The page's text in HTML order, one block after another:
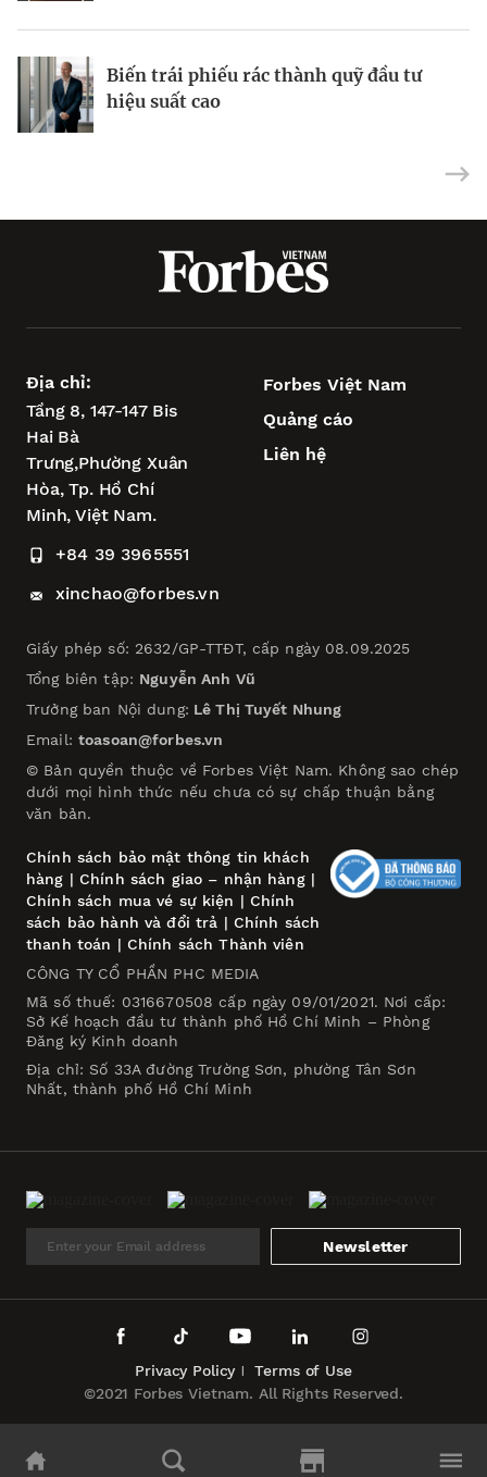
Biến trái phiếu rác thành quỹ đầu tư
hiệu suất cao
Từ nỗi lo về mụn đến doanh thu 10 triệu
USD
Tại sao cổ phiếu vốn hóa nhỏ đã sẵn
Địa chỉ:
Tầng 8, 147-147 Bis
Hai Bà
Trưng,Phường Xuân
Hòa,Tp. Hồ Chí
Minh, Việt Nam.
+84 39 3965551
xinchao@forbes.vn
Forbes Việt Nam
Quảng cáo
Liên hệ
Giấy phép số: 2632/GP-TTĐT, cấp ngày 08.09.2025
Tổng biên tập: Nguyễn Anh Vũ
Trưởng ban Nội dung: Lê Thị Tuyết Nhung
Email: toasoan@forbes.vn
© Bản quyền thuộc về Forbes Việt Nam. Không sao chép
dưới mọi hình thức nếu chưa có sự chấp thuận bằng
văn bản.
Chính sách bảo mật thông tin khách
hàng | Chính sách giao – nhận hàng|
Chính sách mua vé sự kiện | Chính
sách bảo hành và đổi trả | Chính sách
thanh toán | Chính sách Thành viên
CÔNG TY CỔ PHẦN PHC MEDIA
Mã số thuế: 0316670508 cấp ngày 09/01/2021. Nơi cấp:
Sở Kế hoạch đầu tư thành phố Hồ Chí Minh – Phòng
Đăng ký Kinh doanh
Địa chỉ: Số 33A đường Trường Sơn, phường Tân Sơn
Nhất, thành phố Hồ Chí Minh
Newsletter
©2021 Forbes Vietnam. All Rights Reserved.
Privacy Policy Terms of Use